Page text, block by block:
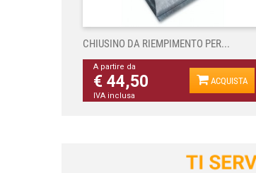
CHIUSINO DA RIEMPIMENTO PER...
A partire da
€ 44,50
IVA inclusa
ACQUISTA